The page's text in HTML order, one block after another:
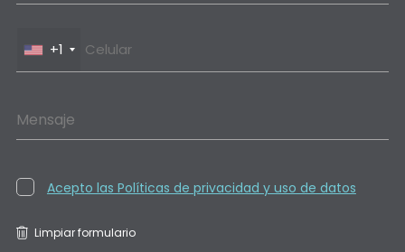
+1
Mensaje
Acepto las Políticas de privacidad y uso de datos
Limpiar formulario